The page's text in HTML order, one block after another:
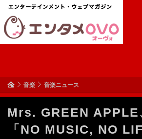
音楽 音楽ニュース
Mrs. GREEN APPLE
「NO MUSIC, NO